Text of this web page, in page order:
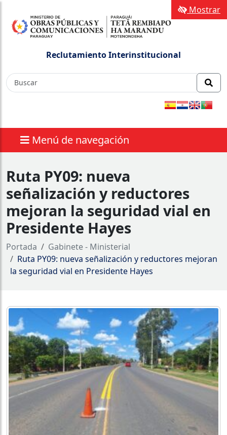
Reclutamiento Interinstitucional
Menú de navegación
Mostrar
Ruta PY09: nueva
señalización y reductores
mejoran la seguridad vial en
Presidente Hayes
Portada
Gabinete - Ministerial
Ruta PY09: nueva señalización y reductores mejoran
la seguridad vial en Presidente Hayes